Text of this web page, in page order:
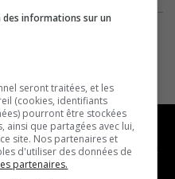
MUSIQUE
informations sur un
seront traitées, et les
(cookies, identifiants
pourront être stockées
ainsi que partagées avec lui,
site. Nos partenaires et
d'utiliser des données de
partenaires.